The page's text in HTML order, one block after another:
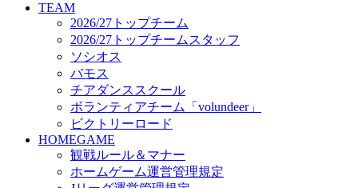
TICKET
奈良クラブ明治安田J3リーグ2026/27シーズン試
合観戦チケット
奈良クラブ明治安田Ｊ3リーグ 2026/27シーズン
「鹿パス」
観戦ルール＆マナー
FANCOMMUNITY
2026/27ファンコミュニティ
サポートショップ
GOODS
オフィシャルストア（実店舗）
オンラインストア
TEAM
2026/27トップチーム
2026/27トップチームスタッフ
ソシオス
バモス
チアダンススクール
ボランティアチーム「volundeer」
ビクトリーロード
HOMEGAME
観戦ルール＆マナー
ホームゲーム運営管理規定